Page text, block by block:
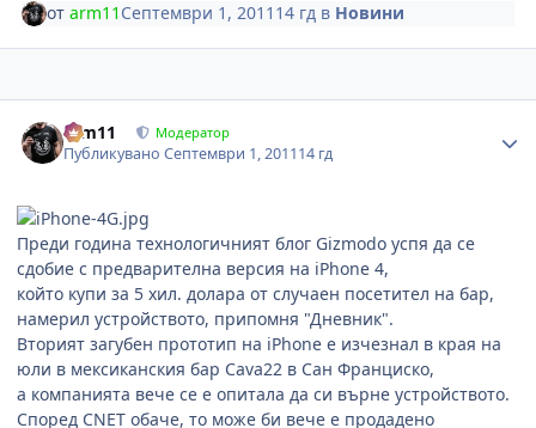
отarm11 Септември 1, 2011 14 гд в Новини
arm11 Модератор
ПубликуваноСептември 1, 201114 гд
Преди година технологичният блог Gizmodo успя да се
сдобие с предварителна версия на iPhone 4,
който купи за 5 хил. долара от случаен посетител на бар,
намерил устройството, припомня "Дневник".
Вторият загубен прототип на iPhone е изчезнал в края на
юли в мексиканския бар Cava22 в Сан Франциско,
а компанията вече се е опитала да си върне устройството.
Според CNET обаче, то може би вече е продадено